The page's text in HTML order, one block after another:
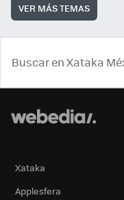
VER MÁS TEMAS
Xataka
Applesfera